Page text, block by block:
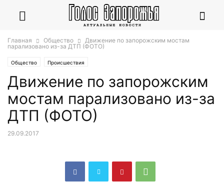
Главная Общество
Движение по запорожским мостам
парализовано из-за ДТП (ФОТО)
Общество Происшествия
Движение по запорожским
мостам парализовано из-за
ДТП (ФОТО)
29.09.2017